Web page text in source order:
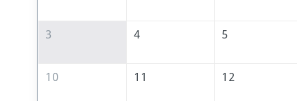
3 4 5
10 11 12